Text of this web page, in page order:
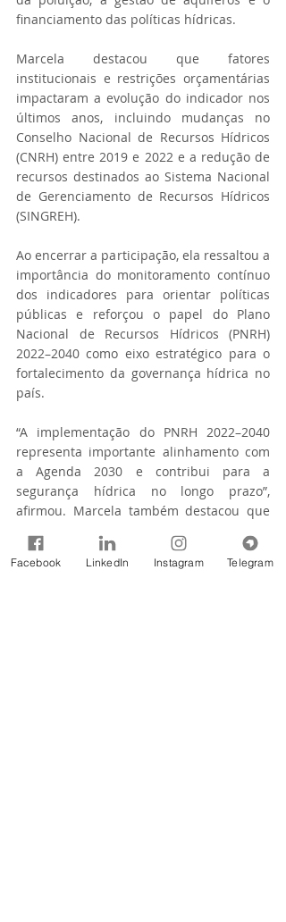
financiamento das políticas hídricas.
Marcela destacou que fatores
institucionais e restrições orçamentárias
impactaram a evolução do indicador nos
últimos anos, incluindo mudanças no
Conselho Nacional de Recursos Hídricos
(CNRH) entre 2019 e 2022 e a redução de
recursos destinados ao Sistema Nacional
de Gerenciamento de Recursos Hídricos
(SINGREH).
Ao encerrar a participação, ela ressaltou a
importância do monitoramento contínuo
dos indicadores para orientar políticas
públicas e reforçou o papel do Plano
Nacional de Recursos Hídricos (PNRH)
2022–2040 como eixo estratégico para o
fortalecimento da governança hídrica no
país.
“A implementação do PNRH 2022–2040
representa importante alinhamento com
a Agenda 2030 e contribui para a
segurança hídrica no longo prazo”,
afirmou. Marcela também destacou que
Progestão, QualiÁgua e Produtor de Água,
seguem fortalecendo o apoio aos estados,
Facebook LinkedIn Instagram Telegram